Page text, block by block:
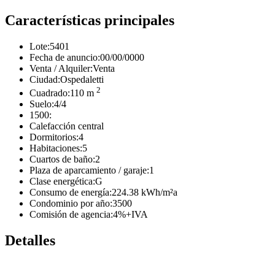
Características principales
Lote:5401
Fecha de anuncio:00/00/0000
Venta / Alquiler:Venta
Ciudad:Ospedaletti
Cuadrado:110 m 2
Suelo:4/4
1500:
Calefacción central
Dormitorios:4
Habitaciones:5
Cuartos de baño:2
Plaza de aparcamiento / garaje:1
Clase energética:G
Consumo de energía:224.38 kWh/m²a
Condominio por año:3500
Comisión de agencia:4%+IVA
Detalles